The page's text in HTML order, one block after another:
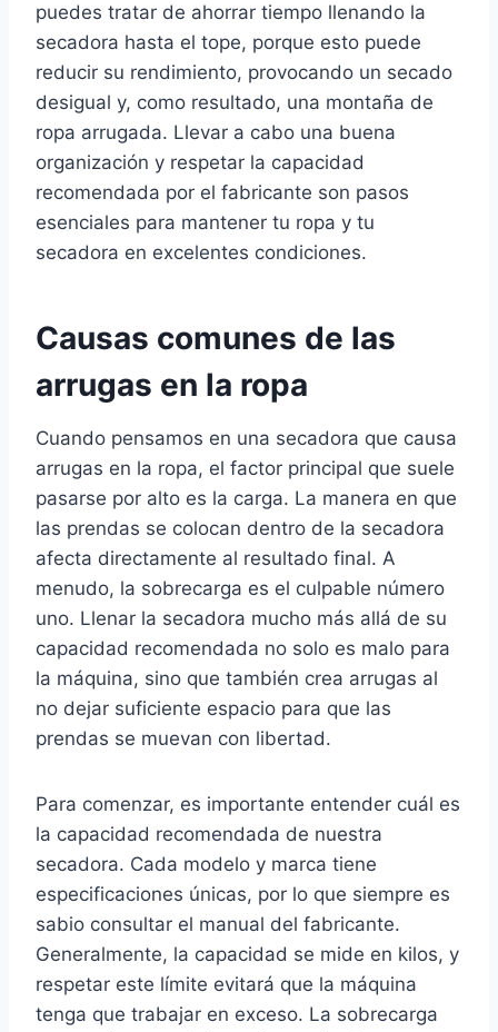
puedes tratar de ahorrar tiempo llenando la
secadora hasta el tope, porque esto puede
reducir su rendimiento, provocando un secado
desigual y, como resultado, una montaña de
ropa arrugada. Llevar a cabo una buena
organización y respetar la capacidad
recomendada por el fabricante son pasos
esenciales para mantener tu ropa y tu
secadora en excelentes condiciones.
Causas comunes de las
arrugas en la ropa
Cuando pensamos en una secadora que causa
arrugas en la ropa, el factor principal que suele
pasarse por alto es la carga. La manera en que
las prendas se colocan dentro de la secadora
afecta directamente al resultado final. A
menudo, la sobrecarga es el culpable número
uno. Llenar la secadora mucho más allá de su
capacidad recomendada no solo es malo para
la máquina, sino que también crea arrugas al
no dejar suficiente espacio para que las
prendas se muevan con libertad.
Para comenzar, es importante entender cuál es
la capacidad recomendada de nuestra
secadora. Cada modelo y marca tiene
especificaciones únicas, por lo que siempre es
sabio consultar el manual del fabricante.
Generalmente, la capacidad se mide en kilos, y
respetar este límite evitará que la máquina
tenga que trabajar en exceso. La sobrecarga